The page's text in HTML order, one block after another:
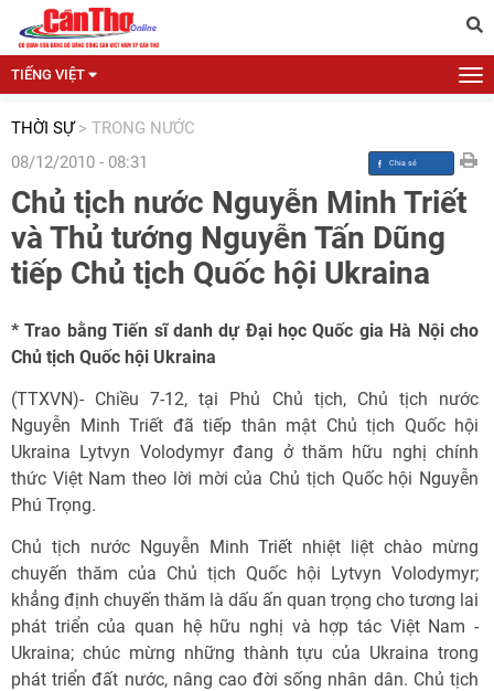
TIẾNG VIỆT
THỜI SỰ > TRONG NƯỚC
08/12/2010 - 08:31
Chủ tịch nước Nguyễn Minh Triết
và Thủ tướng Nguyễn Tấn Dũng
tiếp Chủ tịch Quốc hội Ukraina
* Trao bằng Tiến sĩ danh dự Đại học Quốc gia Hà Nội cho
Chủ tịch Quốc hội Ukraina
(TTXVN)- Chiều 7-12, tại Phủ Chủ tịch, Chủ tịch nước
Nguyễn Minh Triết đã tiếp thân mật Chủ tịch Quốc hội
Ukraina Lytvyn Volodymyr đang ở thăm hữu nghị chính
thức Việt Nam theo lời mời của Chủ tịch Quốc hội Nguyễn
Phú Trọng.
Chủ tịch nước Nguyễn Minh Triết nhiệt liệt chào mừng
chuyến thăm của Chủ tịch Quốc hội Lytvyn Volodymyr;
khẳng định chuyến thăm là dấu ấn quan trọng cho tương lai
phát triển của quan hệ hữu nghị và hợp tác Việt Nam -
Ukraina; chúc mừng những thành tựu của Ukraina trong
phát triển đất nước, nâng cao đời sống nhân dân. Chủ tịch